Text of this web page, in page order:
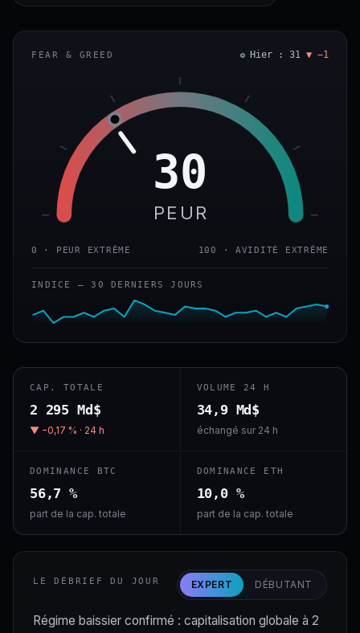
FEAR & GREED Hier : 31 ▼ −1
30
PEUR
0 · PEUR EXTRÊME 100 · AVIDITÉ EXTRÊME
INDICE — 30 DERNIERS JOURS
CAP. TOTALE
2 295 Md$
▼ −0,17 % · 24 h
VOLUME 24 H
34,9 Md$
échangé sur 24 h
DOMINANCE BTC
56,7 %
part de la cap. totale
DOMINANCE ETH
10,0 %
part de la cap. totale
LE DÉBRIEF DU JOUR EXPERT DÉBUTANT
Régime baissier confirmé : capitalisation globale à 2